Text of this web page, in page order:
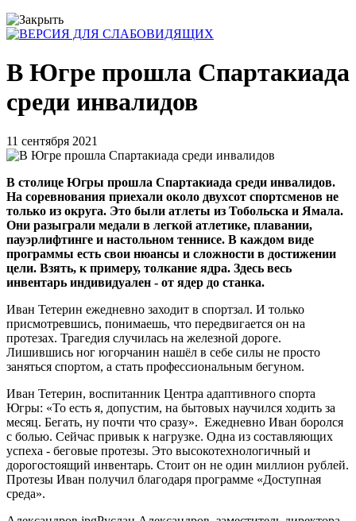
В Югре прошла Спартакиада
среди инвалидов
11 сентября 2021
В столице Югры прошла Спартакиада среди инвалидов.
На соревнования приехали около двухсот спортсменов не
только из округа. Это были атлеты из Тобольска и Ямала.
Они разыграли медали в легкой атлетике, плавании,
пауэрлифтинге и настольном теннисе. В каждом виде
программы есть свои нюансы и сложности в достижении
цели. Взять, к примеру, толкание ядра. Здесь весь
инвентарь индивидуален - от ядер до станка.
Иван Тетерин ежедневно заходит в спортзал. И только
присмотревшись, понимаешь, что передвигается он на
протезах. Трагедия случилась на железной дороге.
Лишившись ног югорчанин нашёл в себе силы не просто
заняться спортом, а стать профессиональным бегуном.
Иван Тетерин, воспитанник Центра адаптивного спорта
Югры: «То есть я, допустим, на бытовых научился ходить за
месяц. Бегать, ну почти что сразу». Ежедневно Иван боролся
с болью. Сейчас привык к нагрузке. Одна из составляющих
успеха - беговые протезы. Это высокотехнологичный и
дорогостоящий инвентарь. Стоит он не один миллион рублей.
Протезы Иван получил благодаря программе «Доступная
среда».